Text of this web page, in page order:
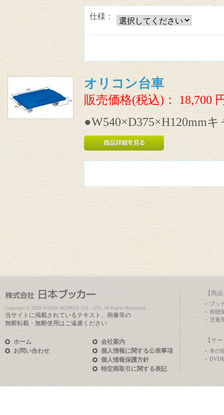
仕様：
オリコン台車
販売価格(税込)：18,700
●W540×D375×H120mm
Copyright © 2026 NIHON BOOKER CO., LTD. All Rights Reserved.
当サイトに掲載されているテキスト、画像等の
無断転載・無断使用はご遠慮ください
ホーム
お問い合わせ
会社案内
個人情報に関する公表事項
個人情報保護方針
特定商取引に関する表記
【商
ブッ
視聴
児童
【サ
本の
DVD